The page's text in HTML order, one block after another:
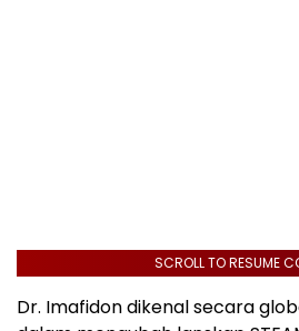
SCROLL TO RESUME
Dr. Imafidon dikenal secara